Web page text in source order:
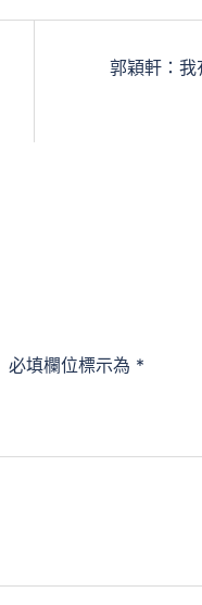
郭穎軒：我
必填欄位標示為 *